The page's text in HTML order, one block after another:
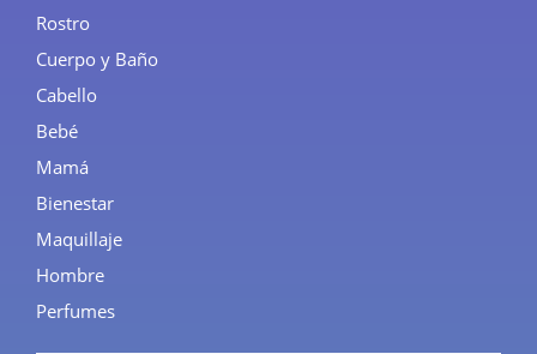
Rostro
Cuerpo y Baño
Cabello
Bebé
Mamá
Bienestar
Maquillaje
Hombre
Perfumes